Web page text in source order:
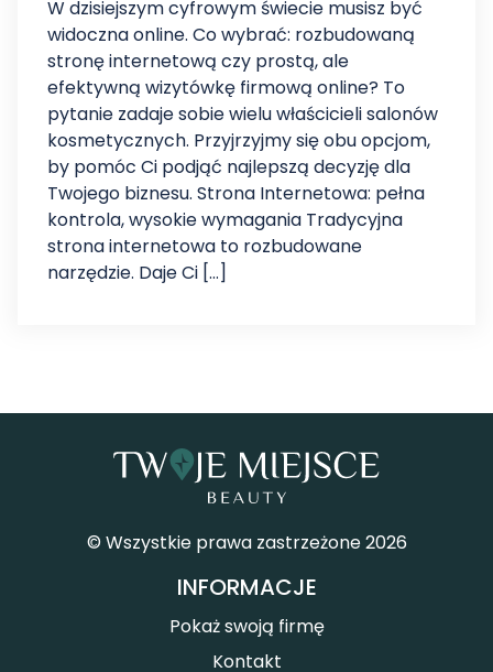
W dzisiejszym cyfrowym świecie musisz być
widoczna online. Co wybrać: rozbudowaną
stronę internetową czy prostą, ale
efektywną wizytówkę firmową online? To
pytanie zadaje sobie wielu właścicieli salonów
kosmetycznych. Przyjrzyjmy się obu opcjom,
by pomóc Ci podjąć najlepszą decyzję dla
Twojego biznesu. Strona Internetowa: pełna
kontrola, wysokie wymagania Tradycyjna
strona internetowa to rozbudowane
narzędzie. Daje Ci […]
© Wszystkie prawa zastrzeżone 2026
INFORMACJE
Pokaż swoją firmę
Kontakt